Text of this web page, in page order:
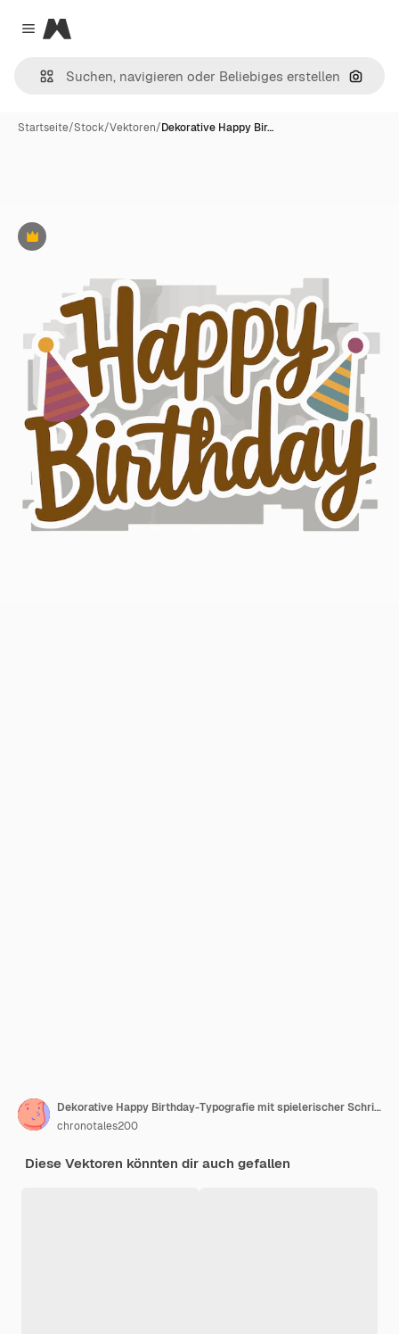
Close menu
Magnific
Nach
Startseite/Stock/Vektoren/Dekorative Happy Bir…
Premium
Dekorative Happy Birthday-Typografie mit spielerischer Schrift auf weißem Hintergrund Illustration
chronotales200
Diese Vektoren könnten dir auch gefallen